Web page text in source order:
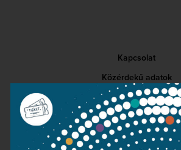
Kapcsolat
Közérdekű adatok
Sajtószoba
Adatvédelem
Impresszum